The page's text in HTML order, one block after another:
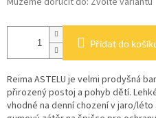
Přidat do
Reima ASTELU je velmi prodyšná
přirozený postoj a pohyb dětí.
vhodné na denní chození v jaro/